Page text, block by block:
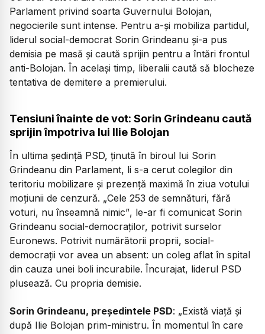
Parlament privind soarta Guvernului Bolojan,
negocierile sunt intense. Pentru a-și mobiliza partidul,
liderul social-democrat Sorin Grindeanu și-a pus
demisia pe masă și caută sprijin pentru a întări frontul
anti-Bolojan. În același timp, liberalii caută să blocheze
tentativa de demitere a premierului.
Tensiuni înainte de vot: Sorin Grindeanu caută
sprijin împotriva lui Ilie Bolojan
În ultima ședință PSD, ținută în biroul lui Sorin
Grindeanu din Parlament, li s-a cerut colegilor din
teritoriu mobilizare și prezență maximă în ziua votului
moțiunii de cenzură. „Cele 253 de semnături, fără
voturi, nu înseamnă nimic”, le-ar fi comunicat Sorin
Grindeanu social-democraților, potrivit surselor
Euronews. Potrivit numărătorii proprii, social-
democrații vor avea un absent: un coleg aflat în spital
din cauza unei boli incurabile. Încurajat, liderul PSD
plusează. Cu propria demisie.
Sorin Grindeanu, președintele PSD: „Există viață și
după Ilie Bolojan prim-ministru. În momentul în care